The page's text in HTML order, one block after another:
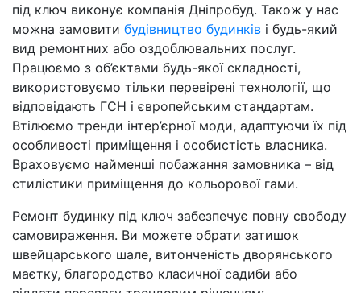
під ключ виконує компанія Дніпробуд. Також у нас
можна замовити будівництво будинків і будь-який
вид ремонтних або оздоблювальних послуг.
Працюємо з об’єктами будь-якої складності,
використовуємо тільки перевірені технології, що
відповідають ГСН і європейським стандартам.
Втілюємо тренди інтер’єрної моди, адаптуючи їх під
особливості приміщення і особистість власника.
Враховуємо найменші побажання замовника – від
стилістики приміщення до кольорової гами.
Ремонт будинку під ключ забезпечує повну свободу
самовираження. Ви можете обрати затишок
швейцарського шале, витонченість дворянського
маєтку, благородство класичної садиби або